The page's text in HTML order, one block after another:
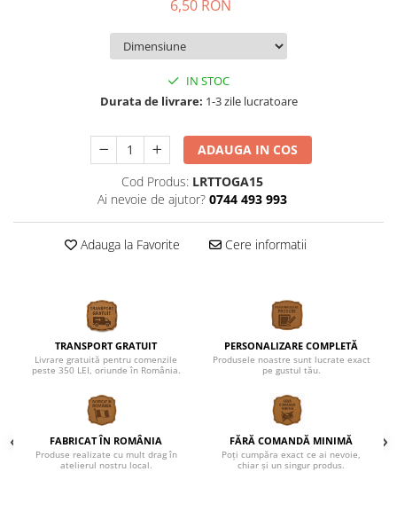
6,50 RON
IN STOC
Durata de livrare: 1-3 zile lucratoare
ADAUGA IN COS
Cod Produs: LRTTOGA15
Ai nevoie de ajutor? 0744 493 993
Adauga la Favorite Cere informatii
TRANSPORT GRATUIT
Livrare gratuită pentru comenzile
peste 350 LEI, oriunde în România.
PERSONALIZARE COMPLETĂ
Produsele noastre sunt lucrate exact
pe gustul tău.
FABRICAT ÎN ROMÂNIA
Produse realizate cu mult drag în
atelierul nostru local.
FĂRĂ COMANDĂ MINIMĂ
Poți cumpăra exact ce ai nevoie,
chiar și un singur produs.